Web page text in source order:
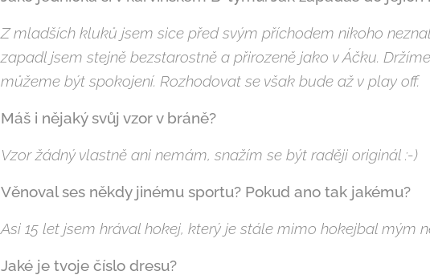
Z mladších kluků jsem sice před svým příchodem nikoho
zapadl jsem stejně bezstarostně a přirozeně jako v Áčku.
můžeme být spokojení. Rozhodovat se však bude až v play off.
Máš i nějaký svůj vzor v bráně?
Vzor žádný vlastně ani nemám, snažím se být raději originál :-)
Věnoval ses někdy jinému sportu? Pokud ano tak jakému?
Asi 15 let jsem hrával hokej, který je stále mimo hokejbal mým
Jaké je tvoje číslo dresu?